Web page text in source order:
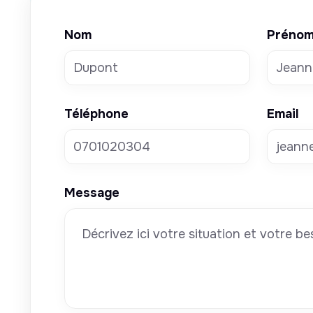
Nom
Téléphone Email
Message